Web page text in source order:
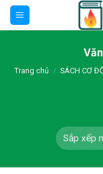
Skip
Trang chủ / SÁCH CƠ